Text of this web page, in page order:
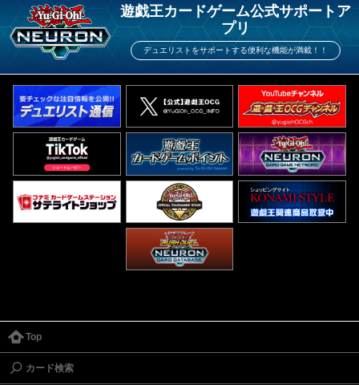
遊戯王カードゲーム公式サポートア
プリ
デュエリストをサポートする便利な機能が満載！！
Top
カード検索